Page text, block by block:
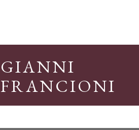
GIANNI
FRANCIONI